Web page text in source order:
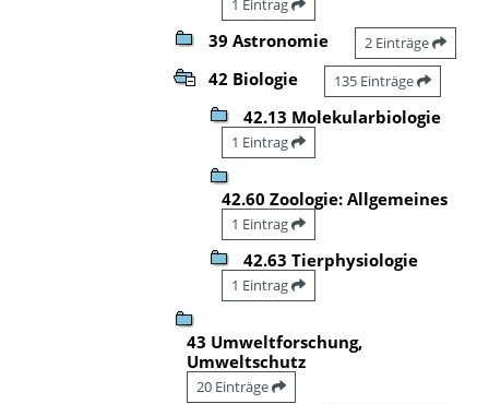
1 Eintrag
39 Astronomie 2 Einträge
42 Biologie 135 Einträge
42.13 Molekularbiologie
1 Eintrag
42.60 Zoologie: Allgemeines
1 Eintrag
42.63 Tierphysiologie
1 Eintrag
43 Umweltforschung,
Umweltschutz
20 Einträge